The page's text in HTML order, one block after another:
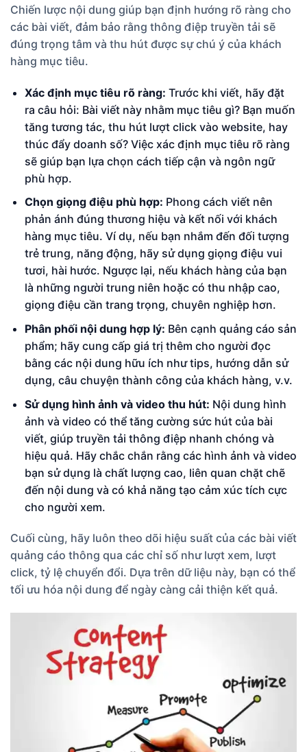
Chiến lược nội dung giúp bạn định hướng rõ ràng cho
các bài viết, đảm bảo rằng thông điệp truyền tải sẽ
đúng trọng tâm và thu hút được sự chú ý của khách
hàng mục tiêu.
Xác định mục tiêu rõ ràng: Trước khi viết, hãy đặt
ra câu hỏi: Bài viết này nhằm mục tiêu gì? Bạn muốn
tăng tương tác, thu hút lượt click vào website, hay
thúc đẩy doanh số? Việc xác định mục tiêu rõ ràng
sẽ giúp bạn lựa chọn cách tiếp cận và ngôn ngữ
phù hợp.
Chọn giọng điệu phù hợp: Phong cách viết nên
phản ánh đúng thương hiệu và kết nối với khách
hàng mục tiêu. Ví dụ, nếu bạn nhắm đến đối tượng
trẻ trung, năng động, hãy sử dụng giọng điệu vui
tươi, hài hước. Ngược lại, nếu khách hàng của bạn
là những người trung niên hoặc có thu nhập cao,
giọng điệu cần trang trọng, chuyên nghiệp hơn.
Phân phối nội dung hợp lý: Bên cạnh quảng cáo sản
phẩm; hãy cung cấp giá trị thêm cho người đọc
bằng các nội dung hữu ích như tips, hướng dẫn sử
dụng, câu chuyện thành công của khách hàng, v.v.
Sử dụng hình ảnh và video thu hút: Nội dung hình
ảnh và video có thể tăng cường sức hút của bài
viết, giúp truyền tải thông điệp nhanh chóng và
hiệu quả. Hãy chắc chắn rằng các hình ảnh và video
bạn sử dụng là chất lượng cao, liên quan chặt chẽ
đến nội dung và có khả năng tạo cảm xúc tích cực
cho người xem.
Cuối cùng, hãy luôn theo dõi hiệu suất của các bài viết
quảng cáo thông qua các chỉ số như lượt xem, lượt
click, tỷ lệ chuyển đổi. Dựa trên dữ liệu này, bạn có thể
tối ưu hóa nội dung để ngày càng cải thiện kết quả.